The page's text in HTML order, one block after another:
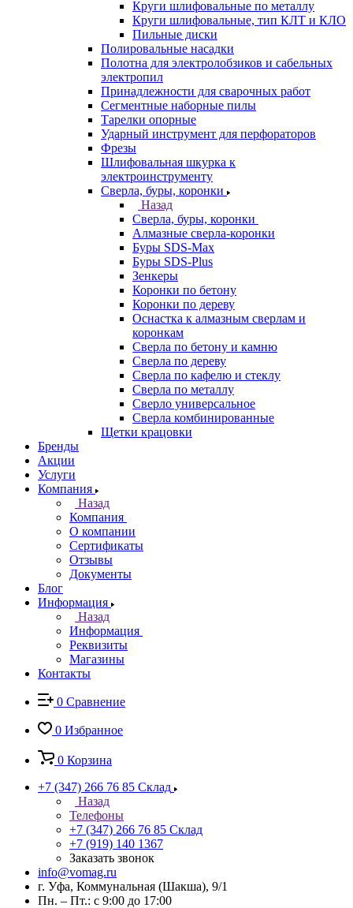
Круги шлифовальные по металлу
Круги шлифовальные, тип КЛТ и КЛО
Пильные диски
Полировальные насадки
Полотна для электролобзиков и сабельных
электропил
Принадлежности для сварочных работ
Сегментные наборные пилы
Тарелки опорные
Ударный инструмент для перфораторов
Фрезы
Шлифовальная шкурка к
электроинструменту
Сверла, буры, коронки
Назад
Сверла, буры, коронки
Алмазные сверла-коронки
Буры SDS-Max
Буры SDS-Plus
Зенкеры
Коронки по бетону
Коронки по дереву
Оснастка к алмазным сверлам и
коронкам
Сверла по бетону и камню
Сверла по дереву
Сверла по кафелю и стеклу
Сверла по металлу
Сверло универсальное
Сверла комбинированные
Щетки крацовки
Бренды
Акции
Услуги
Компания
Назад
Компания
О компании
Сертификаты
Отзывы
Документы
Блог
Информация
Назад
Информация
Реквизиты
Магазины
Контакты
0 Сравнение
0 Избранное
0 Корзина
+7 (347) 266 76 85 Склад
Назад
Телефоны
+7 (347) 266 76 85 Склад
+7 (919) 140 1367
Заказать звонок
info@vomag.ru
г. Уфа, Коммунальная (Шакша), 9/1
Пн. – Пт.: с 9:00 до 17:00